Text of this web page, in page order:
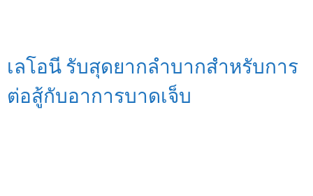
เลโอนี รับสุดยากลำบากสำหรับการ
ต่อสู้กับอาการบาดเจ็บ